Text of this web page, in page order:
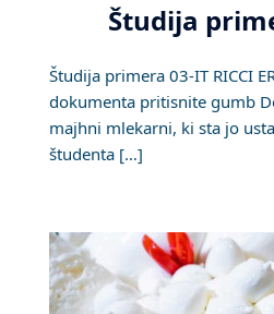
Študija
Študija primera 03-IT RICCI
dokumenta pritisnite gumb
majhni mlekarni, ki sta jo
študenta […]